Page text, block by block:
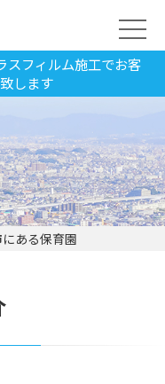
スフィルム施工でお客
します
ある保育園